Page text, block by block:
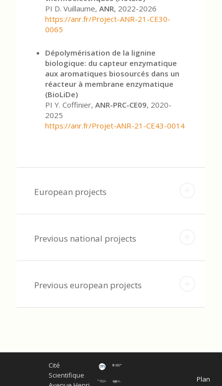
PI D. Vuillaume, ANR, 2022-2026
https://anr.fr/Project-ANR-21-CE30-
0065
Dépolymérisation de la lignine
biologique: du capteur enzymatique
aux aromatiques biosourcés dans un
réacteur à membrane enzymatique
(BioLiDe)
PI Y. Coffinier, ANR-PRC-CE09, 2020-
2025
https://anr.fr/Projet-ANR-21-CE43-0014
European projects
Previous national projects
Previous european projects
Cité
Scientifique
Plan